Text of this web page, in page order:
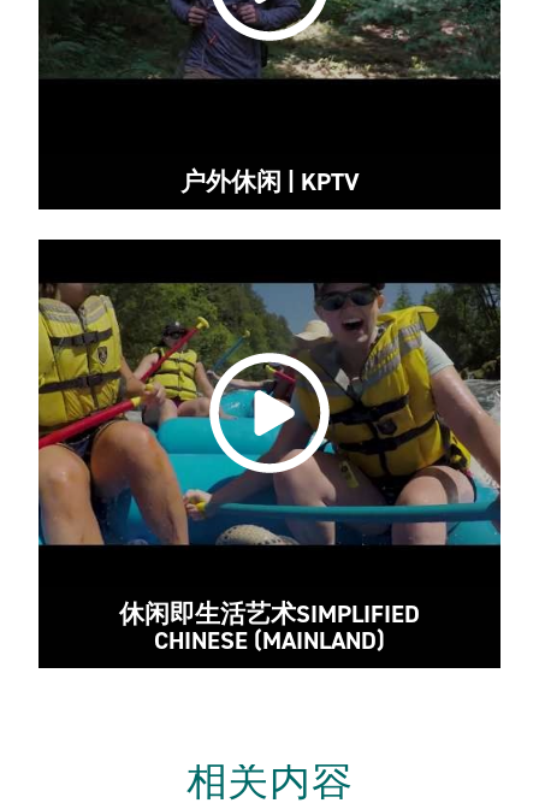
户外休闲 | KPTV
休闲即生活艺术SIMPLIFIED
CHINESE (MAINLAND)
相关内容